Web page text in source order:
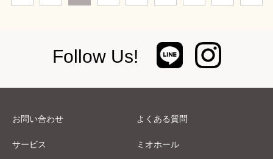
Follow Us!
お問い合わせ よくある質問
サービス ミオホール